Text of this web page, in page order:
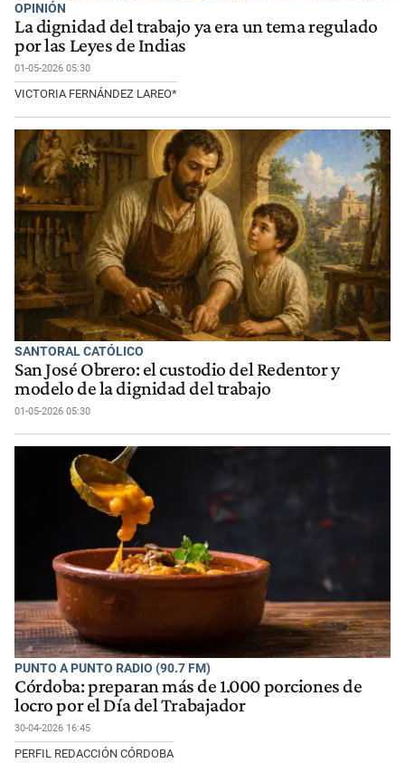
OPINIÓN
La dignidad del trabajo ya era un tema regulado
por las Leyes de Indias
01-05-2026 05:30
VICTORIA FERNÁNDEZ LAREO*
SANTORAL CATÓLICO
San José Obrero: el custodio del Redentor y
modelo de la dignidad del trabajo
01-05-2026 05:30
PUNTO A PUNTO RADIO (90.7 FM)
Córdoba: preparan más de 1.000 porciones de
locro por el Día del Trabajador
30-04-2026 16:45
PERFIL REDACCIÓN CÓRDOBA